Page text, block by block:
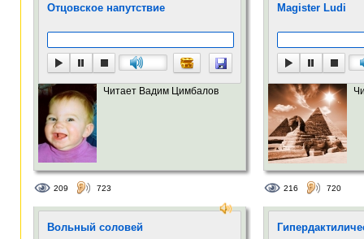
Отцовское напутствие
Читает Вадим Цимбалов
209 723
Magister Ludi
216 720
Вольный соловей